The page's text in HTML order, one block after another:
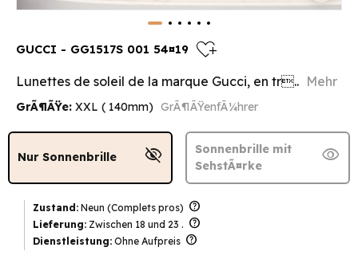
GUCCI - GG1517S 001 54¤19 heart_plus
Lunettes de soleil de la marque Gucci, en tr.. Mehr
GrÃ¶ÃŸe: XXL ( 140mm) GrÃ¶ÃŸenfÃ¼hrer
Nur Sonnenbrille visibility_off
Sonnenbrille mit
SehstÃ¤rke
visibility
Zustand: Neun (Complets pros) help
Lieferung: Zwischen 18 und 23 . help
Dienstleistung: Ohne Aufpreis help